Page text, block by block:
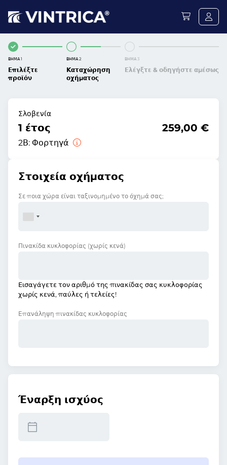
ΒΉΜΑ 1
Επιλέξτε
προϊόν
ΒΉΜΑ 2
Καταχώρηση
οχήματος
ΒΉΜΑ 3
Ελέγξτε & οδηγήστε αμέσως
Σλοβενία
1 έτος
2Β: Φορτηγά
259,00 €
Στοιχεία οχήματος
Σε ποια χώρα είναι ταξινομημένο το όχημά σας;
Πινακίδα κυκλοφορίας (χωρίς κενά)
Εισαγάγετε τον αριθμό της πινακίδας σας κυκλοφορίας
χωρίς κενά, παύλες ή τελείες!
Επανάληψη πινακίδας κυκλοφορίας
Έναρξη ισχύος